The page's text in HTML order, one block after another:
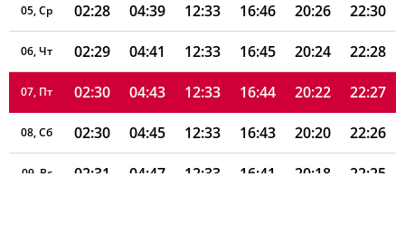
05, Ср 02:28 04:39 12:33 16:46 20:26 22:30
06, Чт 02:29 04:41 12:33 16:45 20:24 22:28
07, Пт 02:30 04:43 12:33 16:44 20:22 22:27
08, Сб 02:30 04:45 12:33 16:43 20:20 22:26
09, Вс 02:31 04:47 12:33 16:41 20:18 22:25